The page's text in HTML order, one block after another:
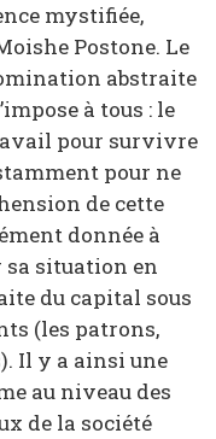
mystifiée,
Postone. Le
abstraite
à tous : le
pour survivre
pour ne
de cette
donnée à
situation en
du capital sous
(les patrons,
Il y a ainsi une
au niveau des
de la société